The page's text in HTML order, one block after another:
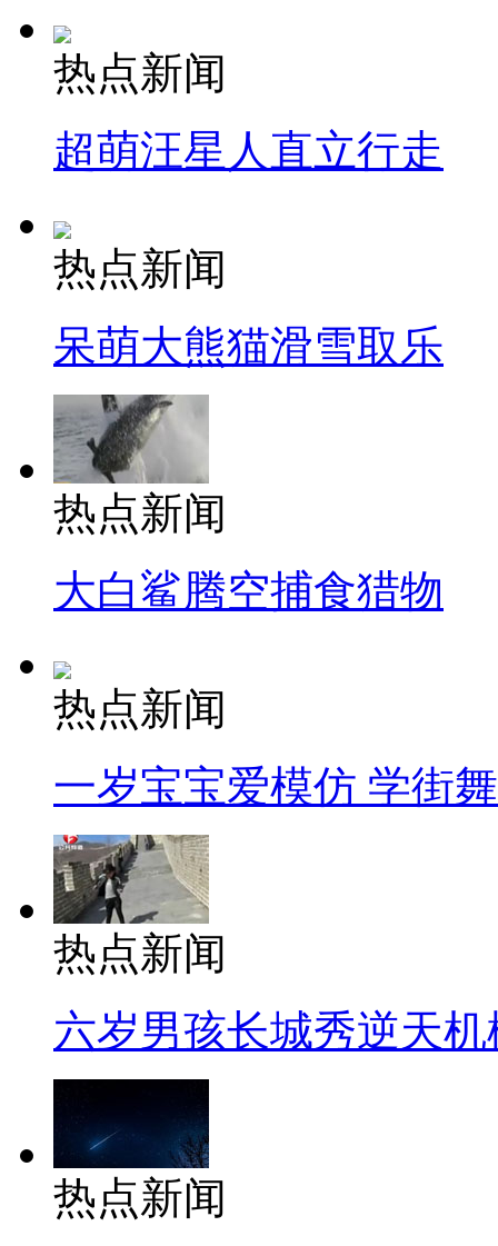
热点新闻
超萌汪星人直立行走
热点新闻
呆萌大熊猫滑雪取乐
热点新闻
大白鲨腾空捕食猎物
热点新闻
一岁宝宝爱模仿 学街
热点新闻
六岁男孩长城秀逆天机
热点新闻